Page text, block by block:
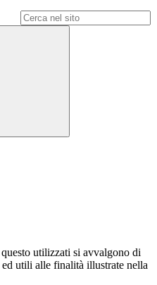
utilizzati si avvalgono di
utili alle finalità illustrate nella